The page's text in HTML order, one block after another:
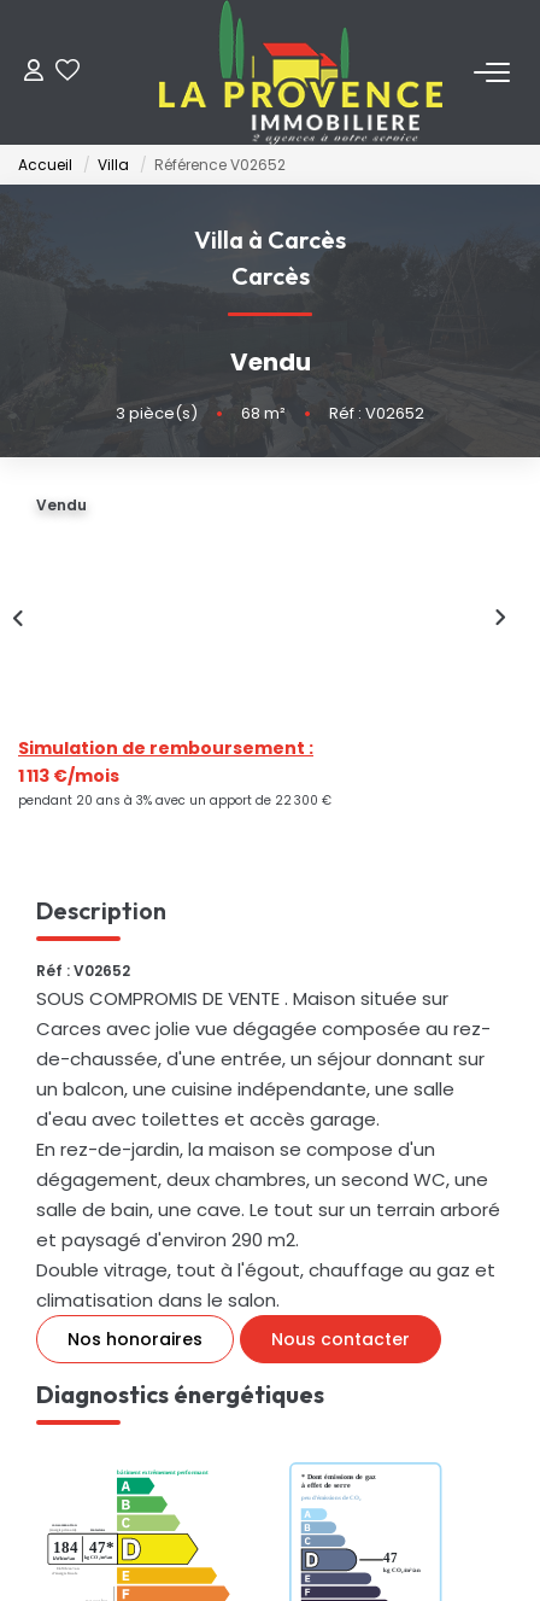
ACHETER
LOUER
ESTIMER
NOS AGENCES
Accueil Villa Référence V02652
Villa à Carcès
Carcès
Vendu
3 pièce(s) • 68 m² • Réf : V02652
Vendu
Simulation de remboursement :
1 113 €/mois
pendant 20 ans à 3% avec un apport de 22 300 €
Description
Réf : V02652
SOUS COMPROMIS DE VENTE . Maison située sur
Carces avec jolie vue dégagée composée au rez-
de-chaussée, d'une entrée, un séjour donnant sur
un balcon, une cuisine indépendante, une salle
d'eau avec toilettes et accès garage.
En rez-de-jardin, la maison se compose d'un
dégagement, deux chambres, un second WC, une
salle de bain, une cave. Le tout sur un terrain arboré
et paysagé d'environ 290 m2.
Double vitrage, tout à l'égout, chauffage au gaz et
climatisation dans le salon.
Nos honoraires Nous contacter
Diagnostics énergétiques